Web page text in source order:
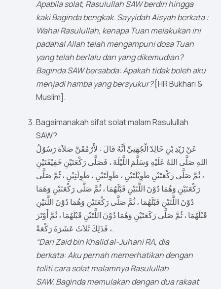
Apabila solat, Rasulullah SAW berdiri hingga
kaki Baginda bengkak. Sayyidah Aisyah berkata :
Wahai Rasulullah, kenapa Tuan melakukan ini
padahal Allah telah mengampuni dosa Tuan
yang telah berlalu dan yang dikemudian?
Baginda SAW bersabda: Apakah tidak boleh aku
menjadi hamba yang bersyukur?[HR Bukhari &
Muslim].
Bagaimanakah sifat solat malam Rasulullah
SAW?
عَنْ زَيْدِ بْنِ خَالِدْ الْجُهَنِيِّ أَنَّهُ قَالَ : لأَرْمُقَنَّ صَلاَةَ رَسُوْلُ
اللهِ صَلَّى اللهُ عَلَيْهِ وَسَلَّمَ اللَّيْلَةَ ، فَصَلَّى رَكْعَتَيْنِ خَفِيْفَتَيْنِ
، ثُمَّ صَلَّى رَكْعَتَيْنِ طَوِيْلَتَيْنِ ، طَوِلَتَيْنِ ، طَوِلَتِيْنِ ، ثُمَّ صَلَّى
رَكْعَتَيْنِ وَهُمَا دُوْنَ اللَّتَيْنِ قَبْلَهُمَا ، ثُمَّ صَلَّى رَكْعَتَيْنِ وَهَمَا
دُوْنَ اللَّتَيْنِ قَبْلَهُمَا ، ثُمَّ صَلَّى رَكْعَتَيْنِ وَهُمَا دُوْنَ اللَّتَيْنِ
قَبْلَهُمَا ، ثُمَّ صَلَّى رَكَعَتَيْنِ وَهُمَا دُوْنَ اللَّتَيْنِ قَبْلَهُمَا ، ثُمَّ أَوْتَرَ
، فَذَلِكَ ثَلاَثَ عَشَرَةَ رَكْعَةً.
“Dari Zaid bin Khalid al-Juhani RA, dia
berkata: Aku pernah memerhatikan dengan
teliti cara solat malamnya Rasulullah
SAW. Baginda memulakan dengan dua rakaat